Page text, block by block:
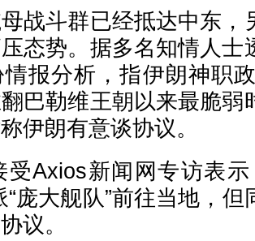
战斗群已经抵达中东，
态势。据多名知情人士
报分析，指伊朗神职
巴勒维王朝以来最脆弱
伊朗有意谈协议。
受Axios新闻网专访表
“庞大舰队”前往当地，
议。